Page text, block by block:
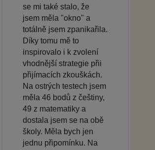
se mi také stalo, že
jsem měla "okno" a
totálně jsem zpanikařila.
Díky tomu mě to
inspirovalo i k zvolení
vhodnější strategie přii
přijímacích zkouškách.
Na ostrých testech jsem
měla 46 bodů z češtiny,
49 z matematiky a
dostala jsem se na obě
školy. Měla bych jen
jednu připomínku. Na